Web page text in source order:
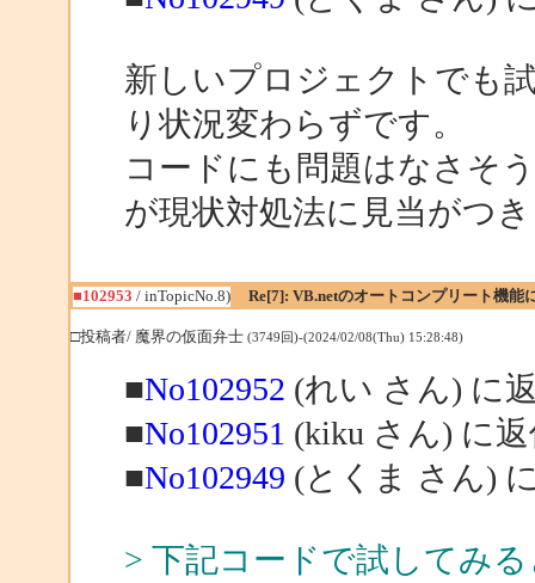
新しいプロジェクトでも
り状況変わらずです。
コードにも問題はなさそ
が現状対処法に見当がつ
■102953 / inTopicNo.8) Re[7]: VB.netのオートコンプリート機能
□投稿者/ 魔界の仮面弁士 (3749回)-(2024/02/08(Thu) 15:28:48)
■No102952 (れい さん) に
■No102951 (kiku さん) に
■No102949 (とくま さん)
> 下記コードで試してみ